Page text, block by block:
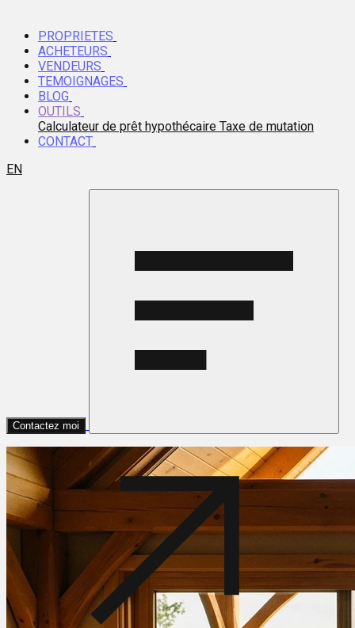
PROPRIETES
ACHETEURS
VENDEURS
TEMOIGNAGES
BLOG
OUTILS
Calculateur de prêt hypothécaire Taxe de mutation
CONTACT
EN
Contactez moi